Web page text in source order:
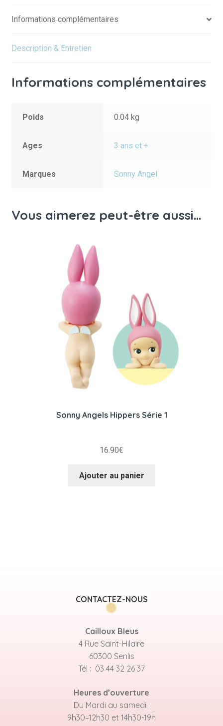
Informations complémentaires
Description & Entretien
Informations complémentaires
Poids 0.04 kg
Ages 3 ans et +
Marques Sonny Angel
Vous aimerez peut-être aussi…
Sonny Angels Hippers Série 1
16.90€
Ajouter au panier
CONTACTEZ-NOUS
Cailloux Bleus
4 Rue Saint-Hilaire
60300 Senlis
Tél : 03 44 32 26 37
Heures d’ouverture
Du Mardi au samedi :
9h30–12h30 et 14h30-19h